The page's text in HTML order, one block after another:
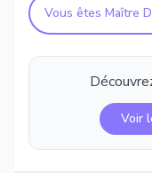
Vous êtes Maître
Voir